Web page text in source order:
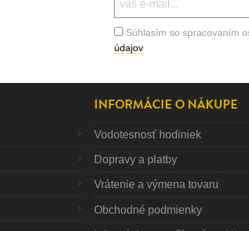
Súhlasím so spracovaním
údajov
INFORMÁCIE O NÁKUPE
Vodotesnosť hodiniek
Dopravy a platby
Vrátenie a výmena tovaru
Obchodné podmienky